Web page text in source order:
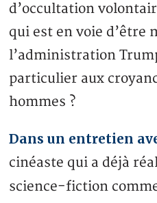
d’occultation
qui est en voie d’être
l’administration
particulier aux
hommes ?
Dans un entretien
cinéaste qui a déjà
science-fiction